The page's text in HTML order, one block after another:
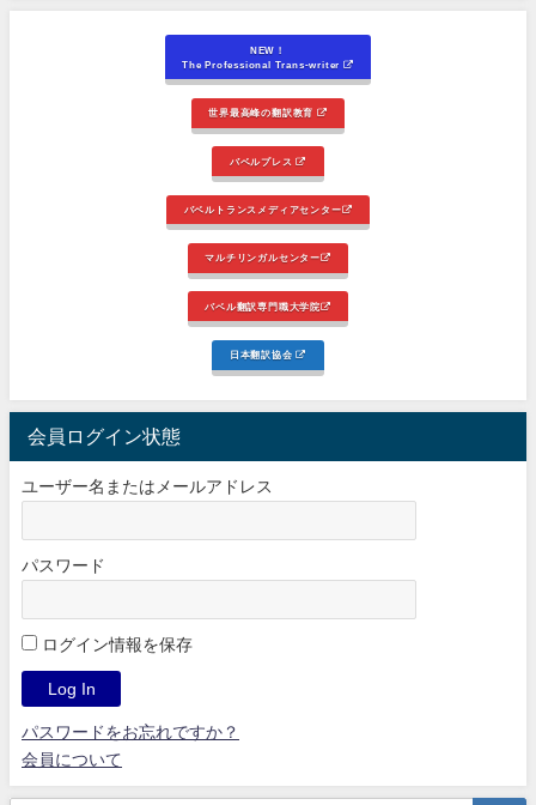
NEW！
The Professional Trans-writer
世界最高峰の翻訳教育
バベルプレス
バベルトランスメディアセンター
マルチリンガルセンター
バベル翻訳専門職大学院
日本翻訳協会
会員ログイン状態
ユーザー名またはメールアドレス
パスワード
ログイン情報を保存
パスワードをお忘れですか？
会員について